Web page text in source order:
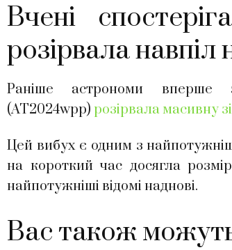
Вчені
розірвала навпіл
Раніше астрономи вперше
(AT2024wpp) розірвала масивну
Цей вибух є одним з
на короткий час досягла
найпотужніші відомі наднові.
Вас також